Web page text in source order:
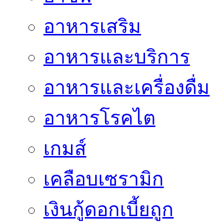
อาหารเสริม
อาหารและบริการ
อาหารและเครื่องดื่ม
อาหารโรคไต
เกมส์
เคลือบเซรามิก
เงินกู้ดอกเบี้ยถูก